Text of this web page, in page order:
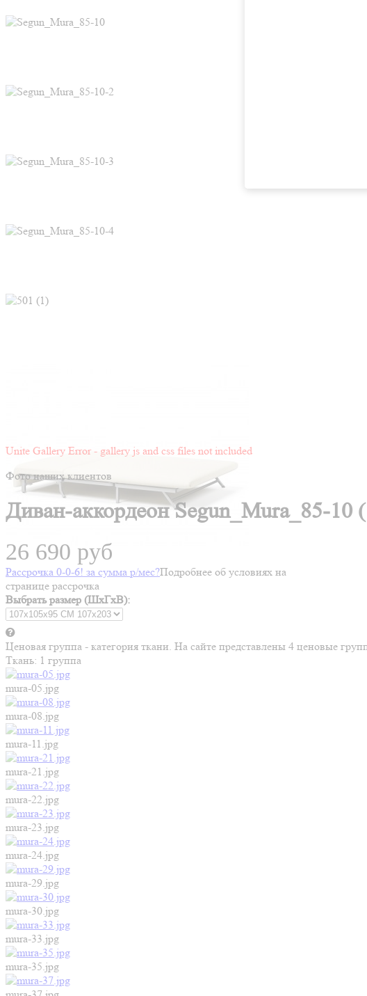
Unite Gallery Error - gallery js and css files not included
Фото наших клиентов
Диван-аккордеон Segun_Mura_85-10
26 690 руб
Рассрочка 0-0-6! за сумма р/мес?Подробнее об условиях на
странице рассрочка
Выбрать размер (ШхГхВ):
Ценовая группа - категория ткани. На сайте представлены 4 ценовые
Ткань: 1 группа
mura-05.jpg
mura-08.jpg
mura-11.jpg
mura-21.jpg
mura-22.jpg
mura-23.jpg
mura-24.jpg
mura-29.jpg
mura-30.jpg
mura-33.jpg
mura-35.jpg